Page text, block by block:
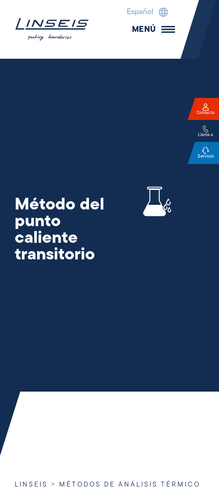
Español
MENÚ
Método del
punto
caliente
transitorio
LINSEIS > MÉTODOS DE ANÁLISIS TÉRMICO
Contacto
Llama a
Servicio